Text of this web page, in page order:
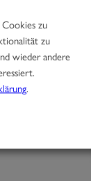
Aprikosencurry
zu
zu
wieder andere